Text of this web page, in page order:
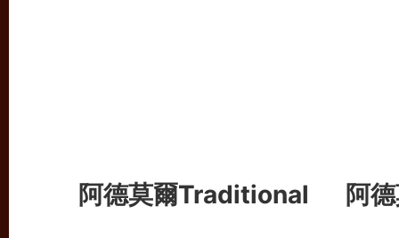
阿德莫爾Traditional
阿